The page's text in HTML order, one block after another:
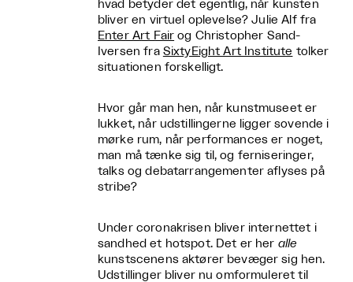
hvad betyder det egentlig, når kunsten
bliver en virtuel oplevelse? Julie Alf fra
Enter Art Fair og Christopher Sand-
Iversen fra SixtyEight Art Institute tolker
situationen forskelligt.
Hvor går man hen, når kunstmuseet er
lukket, når udstillingerne ligger sovende i
mørke rum, når performances er noget,
man må tænke sig til, og ferniseringer,
talks og debatarrangementer aflyses på
stribe?
Under coronakrisen bliver internettet i
sandhed et hotspot. Det er her alle
kunstscenens aktører bevæger sig hen.
Udstillinger bliver nu omformuleret til